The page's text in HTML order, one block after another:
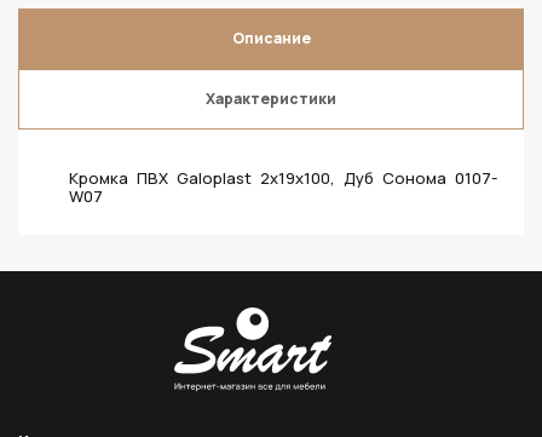
Описание
Характеристики
Кромка ПВХ Galoplast 2х19х100, Дуб Сонома 0107-
W07